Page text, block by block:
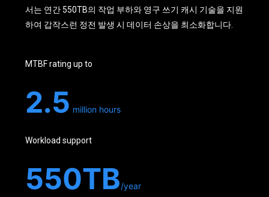
서는 연간 550TB의 작업 부하와 영구 쓰기 캐시 기술을 지원
하여 갑작스런 정전 발생 시 데이터 손상을 최소화합니다.
MTBF rating up to
2.5 million hours
Workload support
550TB/year